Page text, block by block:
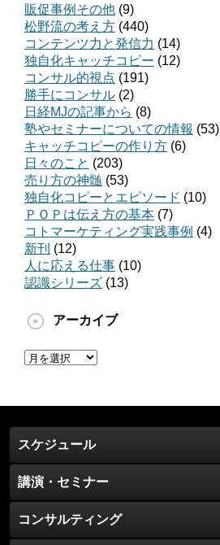
販促事例その他 (9)
松野流の考え方 (440)
コンテンツ力と発信力 (14)
独自化キャッチコピー (12)
コンサル的視点 (191)
勝手にコンサル (2)
日経MJの記事から (8)
塾やセミナーについての情報 (53)
キャッチコピーの作り方 (6)
日々のこと (203)
売り方の神髄 (53)
独自化コピーとエピソード (10)
ＰＯＰは伝え方の基本 (7)
コトマーケティング実践事例 (4)
新刊 (12)
人に応える仕事 (10)
認識シリーズ (13)
アーカイブ
ア
イ
ブ
スケジュール
講演・セミナー
コンサルティング